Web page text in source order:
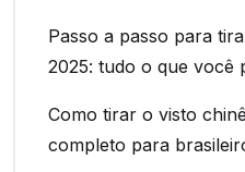
Passo a passo para
2025: tudo o que você
Como tirar o visto
completo para